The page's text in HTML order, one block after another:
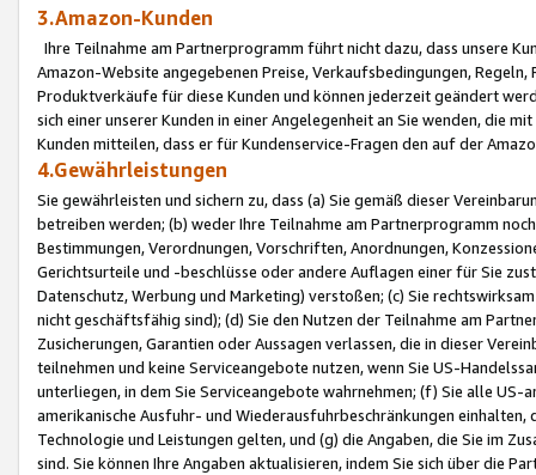
3.Amazon-Kunden
Ihre Teilnahme am Partnerprogramm führt nicht dazu, dass unsere
Amazon-Website angegebenen Preise, Verkaufsbedingungen,
Produktverkäufe für diese Kunden und können jederzeit geändert
sich einer unserer Kunden in einer Angelegenheit an Sie wenden, die
Kunden mitteilen, dass er für Kundenservice-Fragen den auf der
4.Gewährleistungen
Sie gewährleisten und sichern zu, dass (a) Sie gemäß dieser
betreiben werden; (b) weder Ihre Teilnahme am Partnerprogramm
Bestimmungen, Verordnungen, Vorschriften, Anordnungen,
Gerichtsurteile und -beschlüsse oder andere Auflagen einer für Sie
Datenschutz, Werbung und Marketing) verstoßen; (c) Sie
nicht geschäftsfähig sind); (d) Sie den Nutzen der Teilnahme am
Zusicherungen, Garantien oder Aussagen verlassen, die in dieser
teilnehmen und keine Serviceangebote nutzen, wenn Sie US-
unterliegen, in dem Sie Serviceangebote wahrnehmen; (f) Sie alle
amerikanische Ausfuhr- und Wiederausfuhrbeschränkungen
Technologie und Leistungen gelten, und (g) die Angaben, die Sie im
sind. Sie können Ihre Angaben aktualisieren, indem Sie sich über die